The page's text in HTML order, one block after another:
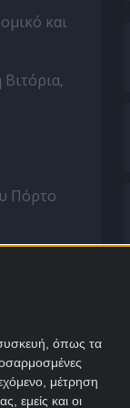
όπως τα
μέτρηση
εμείς και οι
και
Πόρτο
που
οι